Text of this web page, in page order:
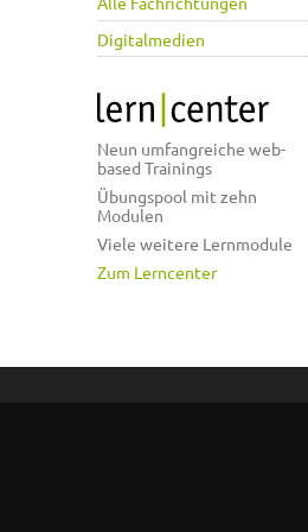
Digitalmedien
Neun umfangreiche web-
based Trainings
Übungspool mit zehn
Modulen
Viele weitere Lernmodule
Zum Lerncenter